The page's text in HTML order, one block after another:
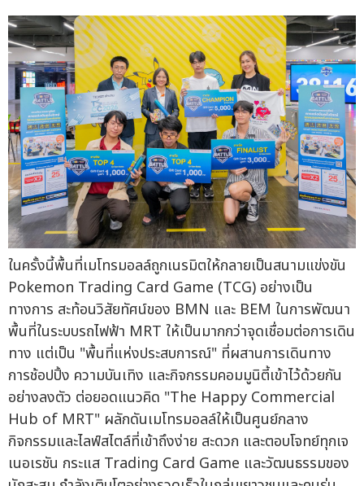
ในครั้งนี้พื้นที่เมโทรมอลล์ถูกเนรมิตให้กลายเป็นสนามแข่งขัน
Pokemon Trading Card Game (TCG) อย่างเป็น
ทางการ สะท้อนวิสัยทัศน์ของ BMN และ BEM ในการพัฒนา
พื้นที่ในระบบรถไฟฟ้า MRT ให้เป็นมากกว่าจุดเชื่อมต่อการเดิน
ทาง แต่เป็น "พื้นที่แห่งประสบการณ์" ที่ผสานการเดินทาง
การช้อปปิ้ง ความบันเทิง และกิจกรรมคอมมูนิตี้เข้าไว้ด้วยกัน
อย่างลงตัว ต่อยอดแนวคิด "The Happy Commercial
Hub of MRT" ผลักดันเมโทรมอลล์ให้เป็นศูนย์กลาง
กิจกรรมและไลฟ์สไตล์ที่เข้าถึงง่าย สะดวก และตอบโจทย์ทุกเจ
เนอเรชัน กระแส Trading Card Game และวัฒนธรรมของ